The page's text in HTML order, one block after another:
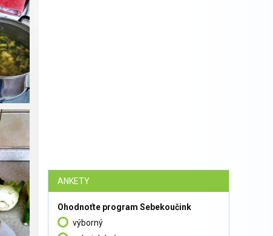
ANKETY
Ohodnoťte program Sebekoučink
výborný